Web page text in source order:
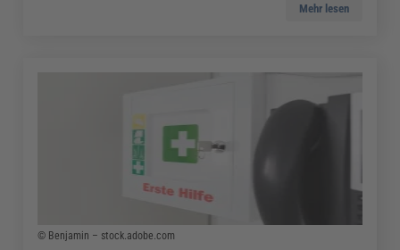
Mehr lesen
© Benjamin – stock.adobe.com